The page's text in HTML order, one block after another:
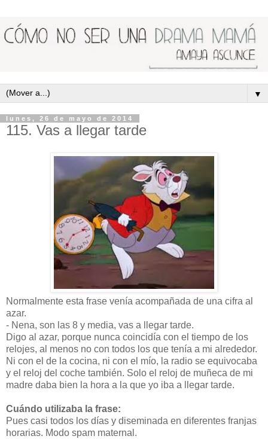
▼
lunes, 26 de mayo de 2014
115. Vas a llegar tarde
Normalmente esta frase venía acompañada de una cifra al
azar.
- Nena, son las 8 y media, vas a llegar tarde.
Digo al azar, porque nunca coincidía con el tiempo de los
relojes, al menos no con todos los que tenía a mi alrededor.
Ni con el de la cocina, ni con el mío, la radio se equivocaba
y el reloj del coche también. Solo el reloj de muñeca de mi
madre daba bien la hora a la que yo iba a llegar tarde.
Cuándo utilizaba la frase:
Pues casi todos los días y diseminada en diferentes franjas
horarias. Modo spam maternal.